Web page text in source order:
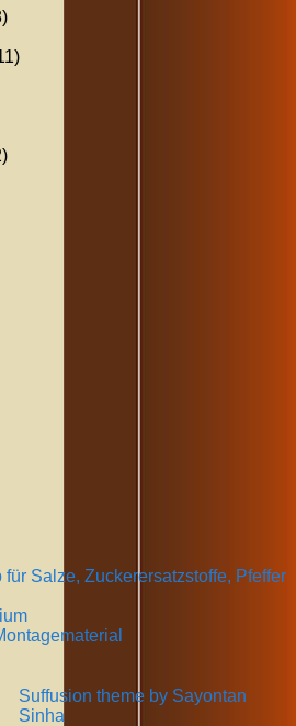
Salze, Zuckerersatzstoffe, Pfeffer
Suffusion theme by Sayontan
Sinha